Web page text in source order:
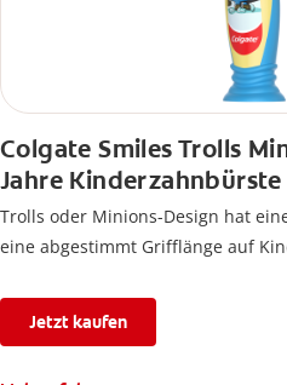
Colgate Smiles Trolls
Jahre Kinderzahnbürste
Trolls oder Minions-Design hat
eine abgestimmt Grifflänge auf
Jetzt kaufen